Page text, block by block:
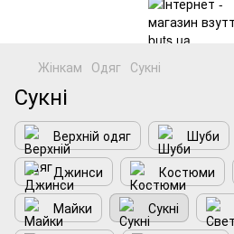
Жінкам Одяг Сукні
Сукні
Верхній одяг Шуби
Джинси
Костюми
Майки
Сукні